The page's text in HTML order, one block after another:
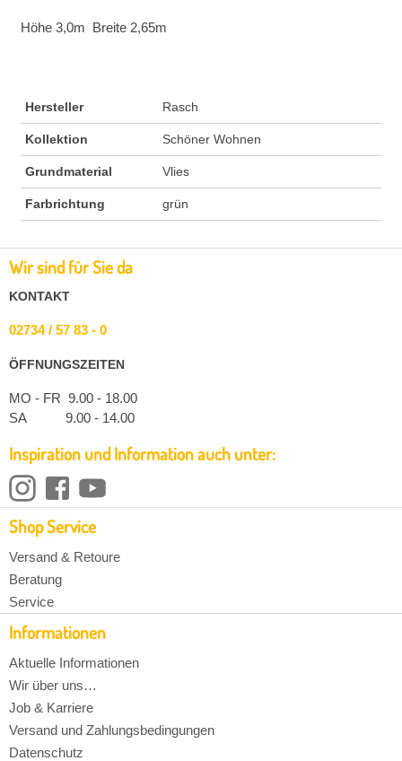
Höhe 3,0m Breite 2,65m
Hersteller Rasch
Kollektion Schöner Wohnen
Grundmaterial Vlies
Farbrichtung grün
Wir sind für Sie da
KONTAKT
02734 / 57 83 - 0
ÖFFNUNGSZEITEN
MO - FR 9.00 - 18.00
SA 9.00 - 14.00
Inspiration und Information auch unter:
Shop Service
Versand & Retoure
Beratung
Service
Informationen
Aktuelle Informationen
Wir über uns…
Job & Karriere
Versand und Zahlungsbedingungen
Datenschutz